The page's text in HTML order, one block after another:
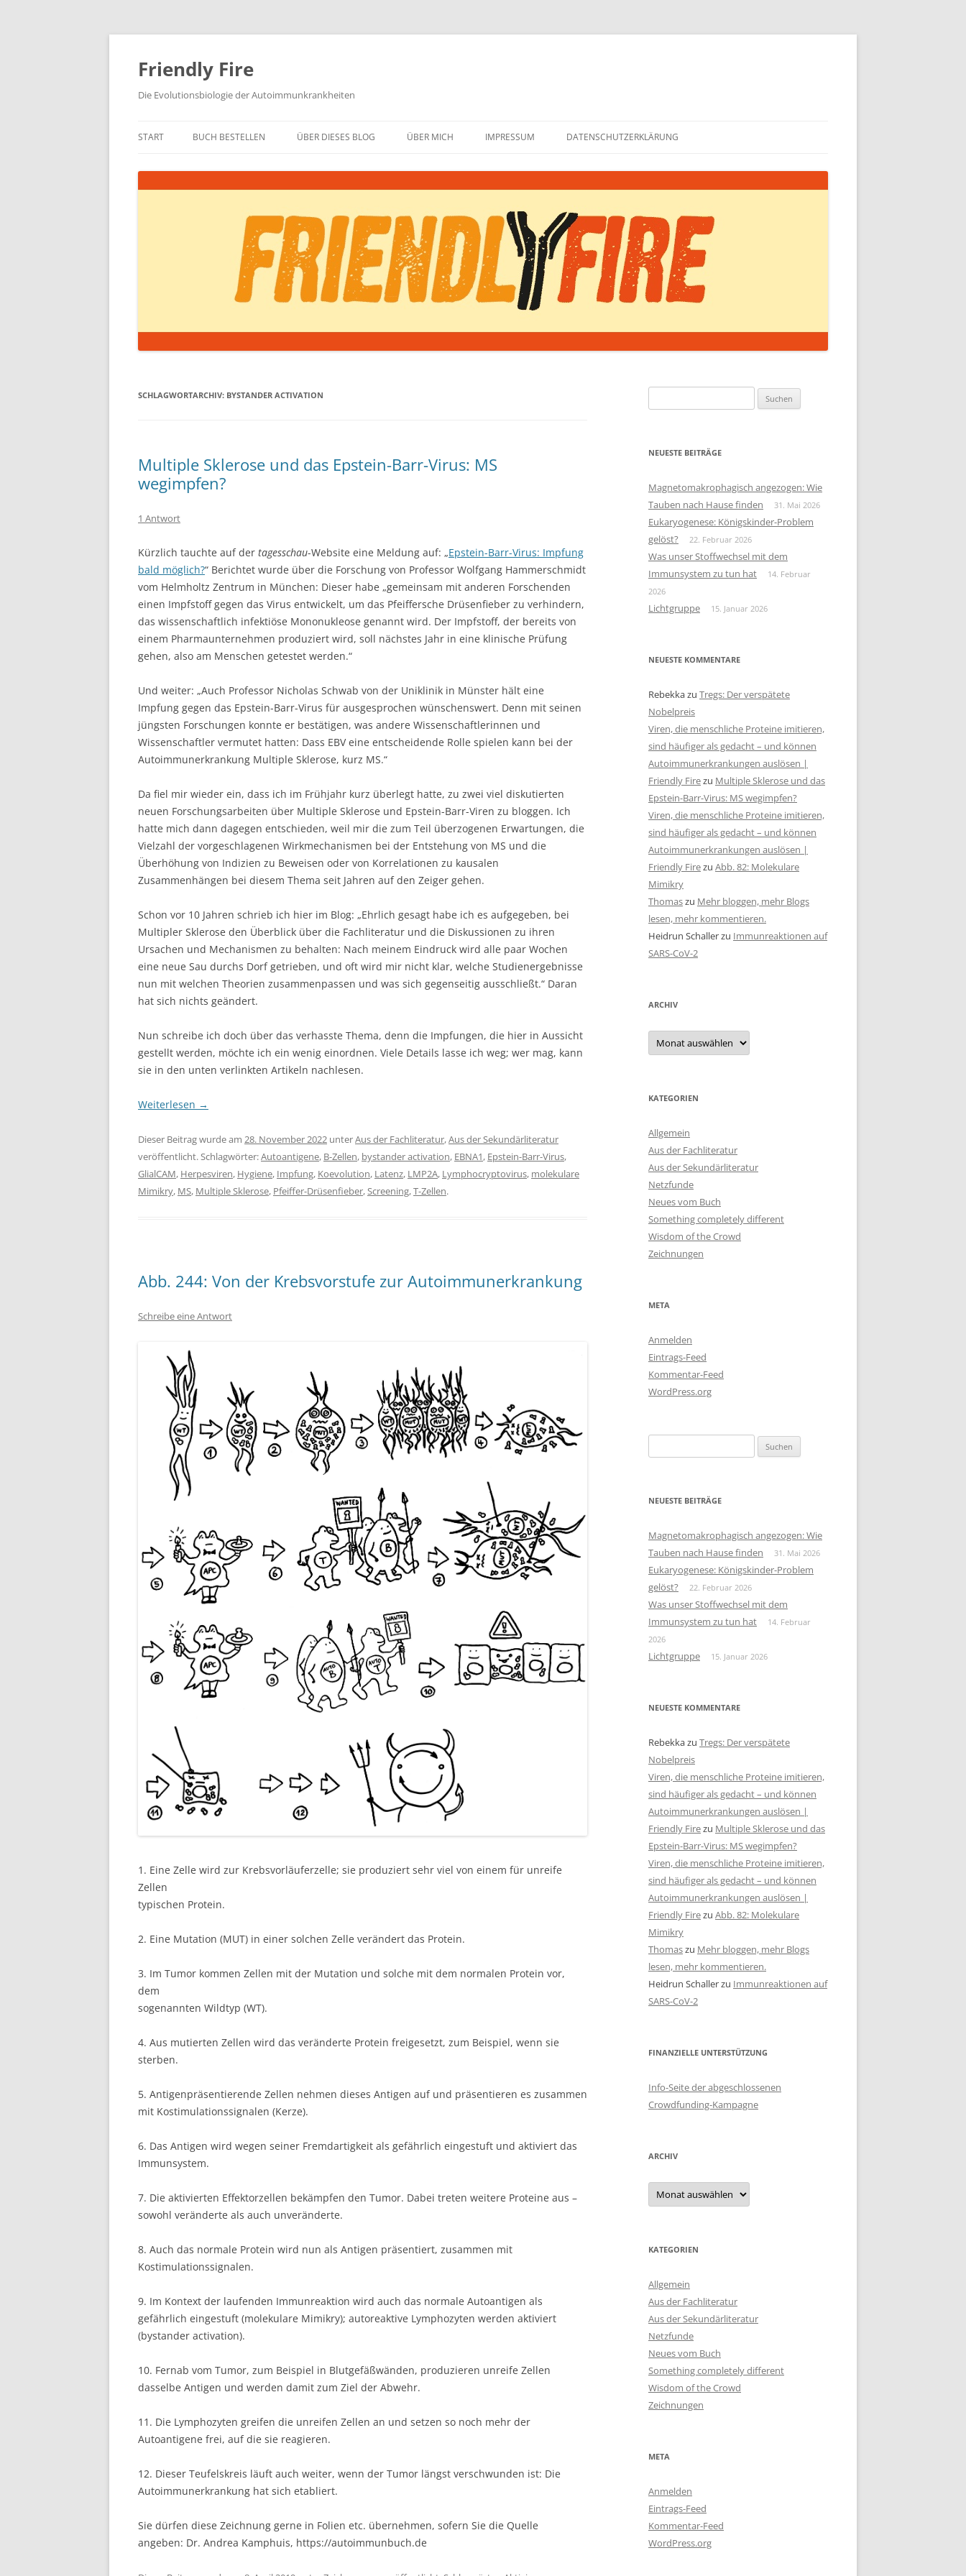
Zum
springen
Friendly Fire
Die Evolutionsbiologie der Autoimmunkrankheiten
START BUCH BESTELLEN ÜBER DIESES BLOG ÜBER MICH IMPRESSUM DATENSCHUTZERKLÄRUNG
SCHLAGWORTARCHIV: BYSTANDER ACTIVATION
Multiple Sklerose und das Epstein-Barr-Virus: MS
wegimpfen?
1 Antwort
Kürzlich tauchte auf der tagesschau-Website eine Meldung auf: „Epstein-Barr-Virus: Impfung
bald möglich?“ Berichtet wurde über die Forschung von Professor Wolfgang Hammerschmidt
vom Helmholtz Zentrum in München: Dieser habe „gemeinsam mit anderen Forschenden
einen Impfstoff gegen das Virus entwickelt, um das Pfeiffersche Drüsenfieber zu verhindern,
das wissenschaftlich infektiöse Mononukleose genannt wird. Der Impfstoff, der bereits von
einem Pharmaunternehmen produziert wird, soll nächstes Jahr in eine klinische Prüfung
gehen, also am Menschen getestet werden.“
Und weiter: „Auch Professor Nicholas Schwab von der Uniklinik in Münster hält eine
Impfung gegen das Epstein-Barr-Virus für ausgesprochen wünschenswert. Denn mit seinen
jüngsten Forschungen konnte er bestätigen, was andere Wissenschaftlerinnen und
Wissenschaftler vermutet hatten: Dass EBV eine entscheidende Rolle spielen kann bei der
Autoimmunerkrankung Multiple Sklerose, kurz MS.“
Da fiel mir wieder ein, dass ich im Frühjahr kurz überlegt hatte, zu zwei viel diskutierten
neuen Forschungsarbeiten über Multiple Sklerose und Epstein-Barr-Viren zu bloggen. Ich
hatte mich dann dagegen entschieden, weil mir die zum Teil überzogenen Erwartungen, die
Vielzahl der vorgeschlagenen Wirkmechanismen bei der Entstehung von MS und die
Überhöhung von Indizien zu Beweisen oder von Korrelationen zu kausalen
Zusammenhängen bei diesem Thema seit Jahren auf den Zeiger gehen.
Schon vor 10 Jahren schrieb ich hier im Blog: „Ehrlich gesagt habe ich es aufgegeben, bei
Multipler Sklerose den Überblick über die Fachliteratur und die Diskussionen zu ihren
Ursachen und Mechanismen zu behalten: Nach meinem Eindruck wird alle paar Wochen
eine neue Sau durchs Dorf getrieben, und oft wird mir nicht klar, welche Studienergebnisse
nun mit welchen Theorien zusammenpassen und was sich gegenseitig ausschließt.“ Daran
hat sich nichts geändert.
Nun schreibe ich doch über das verhasste Thema, denn die Impfungen, die hier in Aussicht
gestellt werden, möchte ich ein wenig einordnen. Viele Details lasse ich weg; wer mag, kann
sie in den unten verlinkten Artikeln nachlesen.
Weiterlesen →
Dieser Beitrag wurde am 28. November 2022 unterAus der Fachliteratur,Aus der Sekundärliteratur
veröffentlicht. Schlagwörter:Autoantigene, B-Zellen, bystander activation, EBNA1, Epstein-Barr-Virus,
GlialCAM, Herpesviren, Hygiene, Impfung, Koevolution, Latenz, LMP2A, Lymphocryptovirus, molekulare
Mimikry, MS, Multiple Sklerose, Pfeiffer-Drüsenfieber,Screening,T-Zellen.
Abb. 244: Von der Krebsvorstufe zur Autoimmunerkrankung
Schreibe eine Antwort
1. Eine Zelle wird zur Krebsvorläuferzelle; sie produziert sehr viel von einem für unreife
Zellen
typischen Protein.
2. Eine Mutation (MUT) in einer solchen Zelle verändert das Protein.
3. Im Tumor kommen Zellen mit der Mutation und solche mit dem normalen Protein vor,
dem
sogenannten Wildtyp (WT).
4. Aus mutierten Zellen wird das veränderte Protein freigesetzt, zum Beispiel, wenn sie
sterben.
5. Antigenpräsentierende Zellen nehmen dieses Antigen auf und präsentieren es zusammen
mit Kostimulationssignalen (Kerze).
6. Das Antigen wird wegen seiner Fremdartigkeit als gefährlich eingestuft und aktiviert das
Immunsystem.
7. Die aktivierten Effektorzellen bekämpfen den Tumor. Dabei treten weitere Proteine aus –
sowohl veränderte als auch unveränderte.
8. Auch das normale Protein wird nun als Antigen präsentiert, zusammen mit
Kostimulationssignalen.
9. Im Kontext der laufenden Immunreaktion wird auch das normale Autoantigen als
gefährlich eingestuft (molekulare Mimikry); autoreaktive Lymphozyten werden aktiviert
(bystander activation).
10. Fernab vom Tumor, zum Beispiel in Blutgefäßwänden, produzieren unreife Zellen
dasselbe Antigen und werden damit zum Ziel der Abwehr.
11. Die Lymphozyten greifen die unreifen Zellen an und setzen so noch mehr der
Autoantigene frei, auf die sie reagieren.
12. Dieser Teufelskreis läuft auch weiter, wenn der Tumor längst verschwunden ist: Die
Autoimmunerkrankung hat sich etabliert.
Sie dürfen diese Zeichnung gerne in Folien etc. übernehmen, sofern Sie die Quelle
angeben: Dr. Andrea Kamphuis, https://autoimmunbuch.de
nach:
NEUESTE BEITRÄGE
Magnetomakrophagisch angezogen: Wie
Tauben nach Hause finden
31. Mai 2026
Eukaryogenese: Königskinder-Problem
gelöst?
22. Februar 2026
Was unser Stoffwechsel mit dem
Immunsystem zu tun hat
14. Februar
2026
Lichtgruppe 15. Januar 2026
NEUESTE KOMMENTARE
Rebekkazu Tregs: Der verspätete
Nobelpreis
Viren, die menschliche Proteine imitieren,
sind häufiger als gedacht – und können
Autoimmunerkrankungen auslösen |
Friendly Firezu Multiple Sklerose und das
Epstein-Barr-Virus: MS wegimpfen?
Viren, die menschliche Proteine imitieren,
sind häufiger als gedacht – und können
Autoimmunerkrankungen auslösen |
Friendly Firezu Abb. 82: Molekulare
Mimikry
Thomaszu Mehr bloggen, mehr Blogs
lesen, mehr kommentieren.
Heidrun Schallerzu Immunreaktionen auf
SARS-CoV-2
ARCHIV
Archiv
KATEGORIEN
Allgemein
Aus der Fachliteratur
Aus der Sekundärliteratur
Netzfunde
Neues vom Buch
Something completely different
Wisdom of the Crowd
Zeichnungen
META
Anmelden
Eintrags-Feed
Kommentar-Feed
WordPress.org
nach:
NEUESTE BEITRÄGE
Magnetomakrophagisch angezogen: Wie
Tauben nach Hause finden
31. Mai 2026
Eukaryogenese: Königskinder-Problem
gelöst?
22. Februar 2026
Was unser Stoffwechsel mit dem
Immunsystem zu tun hat
14. Februar
2026
Lichtgruppe 15. Januar 2026
NEUESTE KOMMENTARE
Rebekkazu Tregs: Der verspätete
Nobelpreis
Viren, die menschliche Proteine imitieren,
sind häufiger als gedacht – und können
Autoimmunerkrankungen auslösen |
Friendly Firezu Multiple Sklerose und das
Epstein-Barr-Virus: MS wegimpfen?
Viren, die menschliche Proteine imitieren,
sind häufiger als gedacht – und können
Autoimmunerkrankungen auslösen |
Friendly Firezu Abb. 82: Molekulare
Mimikry
Thomaszu Mehr bloggen, mehr Blogs
lesen, mehr kommentieren.
Heidrun Schallerzu Immunreaktionen auf
SARS-CoV-2
FINANZIELLE UNTERSTÜTZUNG
Info-Seite der abgeschlossenen
Crowdfunding-Kampagne
ARCHIV
Archiv
KATEGORIEN
Allgemein
Aus der Fachliteratur
Aus der Sekundärliteratur
Netzfunde
Neues vom Buch
Something completely different
Wisdom of the Crowd
Zeichnungen
META
Anmelden
Eintrags-Feed
Kommentar-Feed
WordPress.org